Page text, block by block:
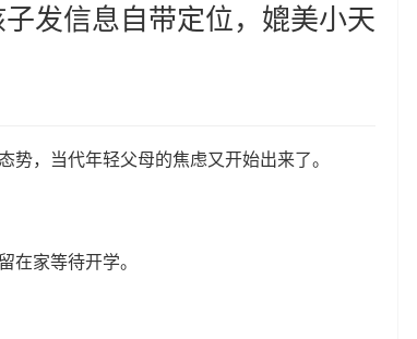
发信息自带定位，媲美小天
势，当代年轻父母的焦虑又开始出来了。
在家等待开学。